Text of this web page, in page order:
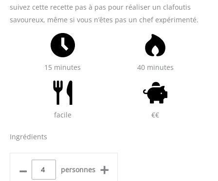
suivez cette recette pas à pas pour réaliser un clafoutis
savoureux, même si vous n’êtes pas un chef expérimenté.
15 minutes 40 minutes
facile €€
Ingrédients
– personnes +